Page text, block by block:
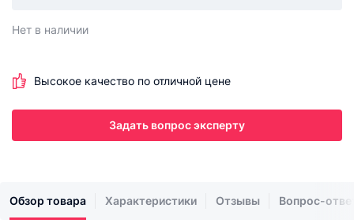
Нет в наличии
Высокое качество по отличной цене
Задать вопрос эксперту
Обзор товара Характеристики Отзывы Вопрос-